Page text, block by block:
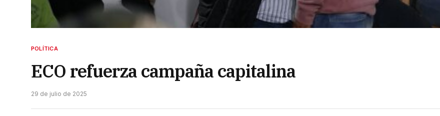
POLÍTICA
ECO refuerza campaña capitalina
29 de julio de 2025